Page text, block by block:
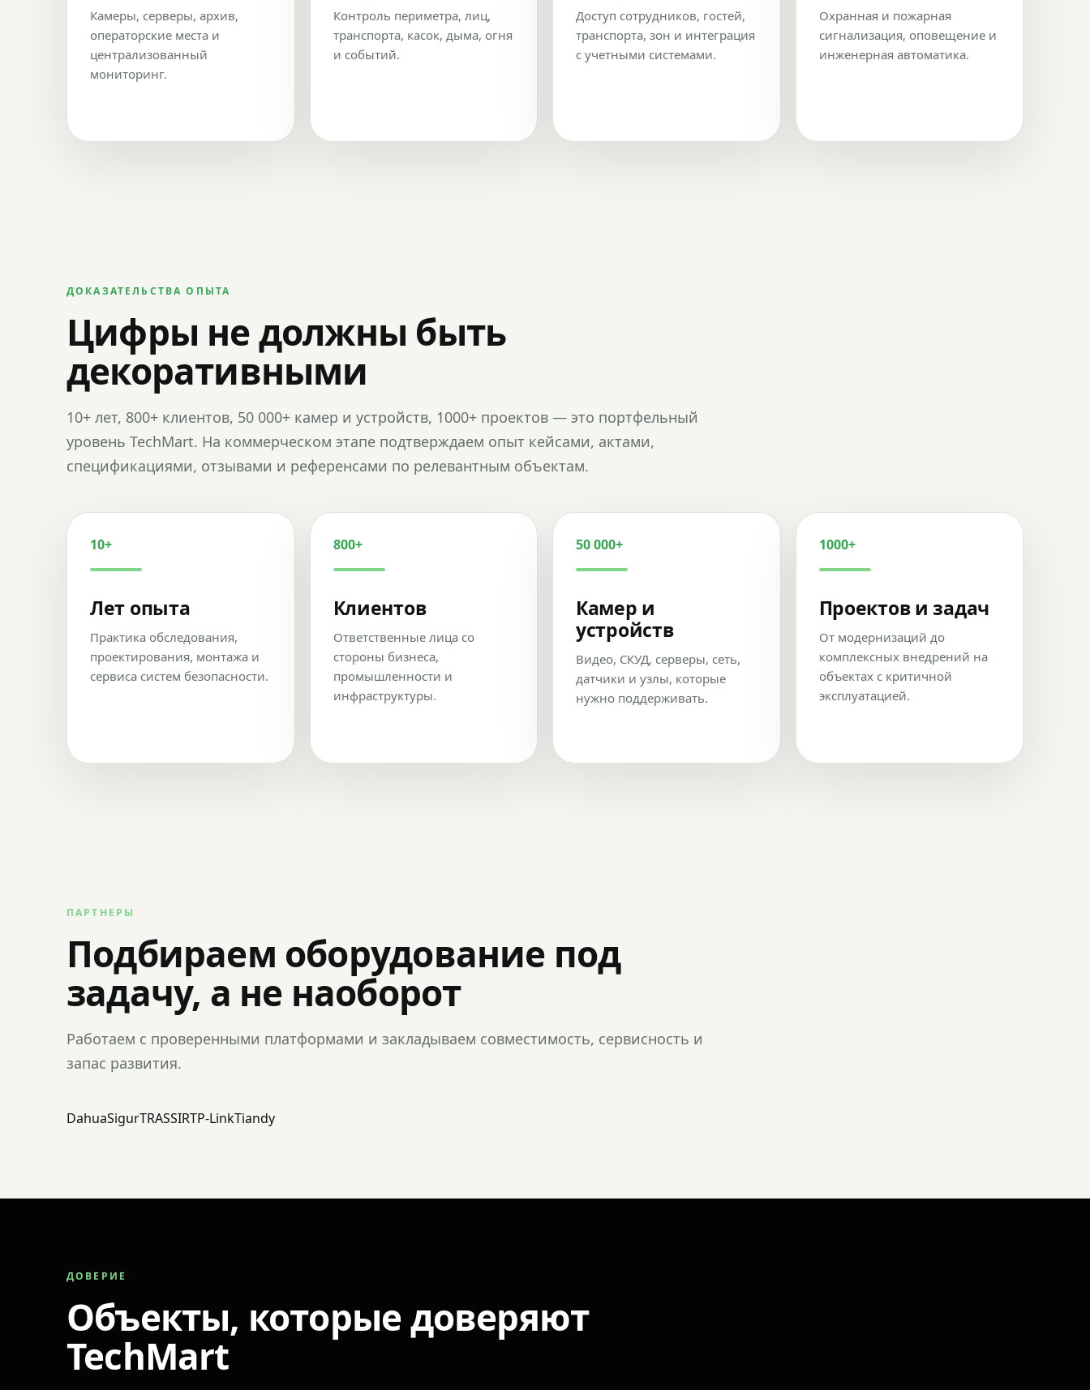
Камеры, серверы, архив,
операторские места и
централизованный
мониторинг.
Контроль периметра, лиц,
транспорта, касок, дыма, огня
и событий.
Доступ сотрудников, гостей,
транспорта, зон и интеграция
с учетными системами.
Охранная и пожарная
сигнализация, оповещение и
инженерная автоматика.
ДОКАЗАТЕЛЬСТВА ОПЫТА
Цифры не должны быть
декоративными
10+ лет, 800+ клиентов, 50 000+ камер и устройств, 1000+ проектов — это портфельный
уровень TechMart. На коммерческом этапе подтверждаем опыт кейсами, актами,
спецификациями, отзывами и референсами по релевантным объектам.
10+
Лет опыта
Практика обследования,
проектирования, монтажа и
сервиса систем безопасности.
800+
Клиентов
Ответственные лица со
стороны бизнеса,
промышленности и
инфраструктуры.
50 000+
Камер и
устройств
Видео, СКУД, серверы, сеть,
датчики и узлы, которые
нужно поддерживать.
1000+
Проектов и задач
От модернизаций до
комплексных внедрений на
объектах с критичной
эксплуатацией.
ПАРТНЕРЫ
Подбираем оборудование под
задачу, а не наоборот
Работаем с проверенными платформами и закладываем совместимость, сервисность и
запас развития.
DahuaSigurTRASSIRTP-LinkTiandy
ДОВЕРИЕ
Объекты, которые доверяют
TechMart